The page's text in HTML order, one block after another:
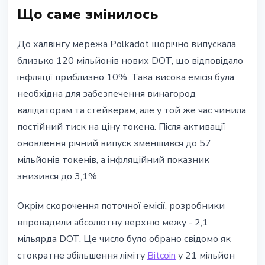
Що саме змінилось
До халвінгу мережа Polkadot щорічно випускала
близько 120 мільйонів нових DOT, що відповідало
інфляції приблизно 10%. Така висока емісія була
необхідна для забезпечення винагород
валідаторам та стейкерам, але у той же час чинила
постійний тиск на ціну токена. Після активації
оновлення річний випуск зменшився до 57
мільйонів токенів, а інфляційний показник
знизився до 3,1%.
Окрім скорочення поточної емісії, розробники
впровадили абсолютну верхню межу - 2,1
мільярда DOT. Це число було обрано свідомо як
стократне збільшення ліміту Bitcoin у 21 мільйон